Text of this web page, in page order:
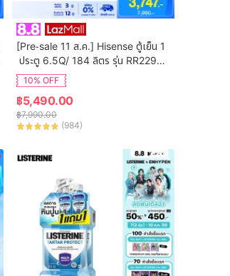
[Pre-sale 11 ส.ค.] Hisense ตู้เย็น 1
ประตู 6.5Q/ 184 ลิตร รุ่น RR229D4
AD1
10% OFF
฿5,490.00
฿7,990.00
(984)
-50%